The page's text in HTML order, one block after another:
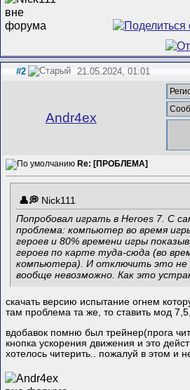
#2 21.05.2024, 01:01
Andr4ex
Re: [ПРОБЛЕМА]
Nick111
Попробовал играть в Heroes 7. С
проблема: компьютер во время
героев и 80% времени игры
героев по карте туда-сюда (во
компьютера). И отключить это не
вообще невозможно. Как это
скачать версию испытание огнем
там проблема та же, то ставить мод 7,5,
вдобавок помню был трейнер(прога
кнопка ускорения движения и это
хотелось читерить.. пожалуй в этом и